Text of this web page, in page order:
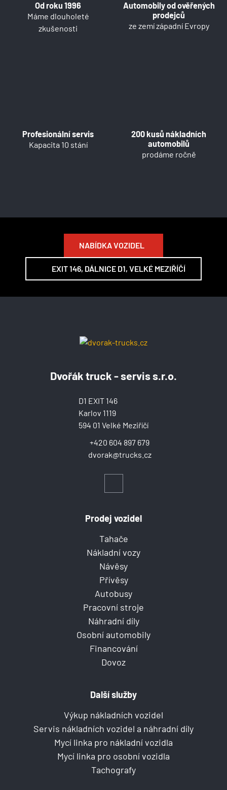
Od roku 1996
Máme dlouholeté
zkušenosti
Automobily od ověřených
prodejců
ze zemí západní Evropy
Profesionální servis
Kapacita 10 stání
200 kusů nákladních
automobilů
prodáme ročně
NABÍDKA VOZIDEL
EXIT 146, DÁLNICE D1, VELKÉ MEZIŘÍČÍ
Dvořák truck - servis s.r.o.
dvorak@trucks.cz
+420 604 897 679
D1 EXIT 146
Karlov 1119
594 01 Velké Meziříčí
Prodej vozidel
Tahače
Nákladní vozy
Návěsy
Přívěsy
Autobusy
Pracovní stroje
Náhradní díly
Osobní automobily
Financování
Dovoz
Další služby
Výkup nákladních vozidel
Servis nákladních vozidel a náhradní díly
Mycí linka pro nákladní vozidla
Mycí linka pro osobní vozidla
Tachografy